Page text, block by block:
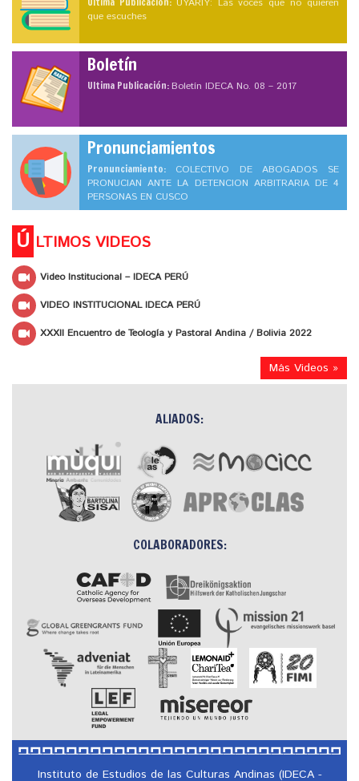
UYARIY: Las voces que no quieren
que escuches
Boletín
Ultima Publicación:Boletín IDECA No. 08 – 2017
Pronunciamientos
Pronunciamiento: COLECTIVO DE ABOGADOS SE
PRONUCIAN ANTE LA DETENCION ARBITRARIA DE 4
PERSONAS EN CUSCO
Ú LTIMOS VIDEOS
Video Institucional – IDECA PERÚ
VIDEO INSTITUCIONAL IDECA PERÚ
XXXII Encuentro de Teología y Pastoral Andina / Bolivia 2022
Más Videos »
ALIADOS:
COLABORADORES:
Instituto de Estudios de las Culturas Andinas (IDECA -